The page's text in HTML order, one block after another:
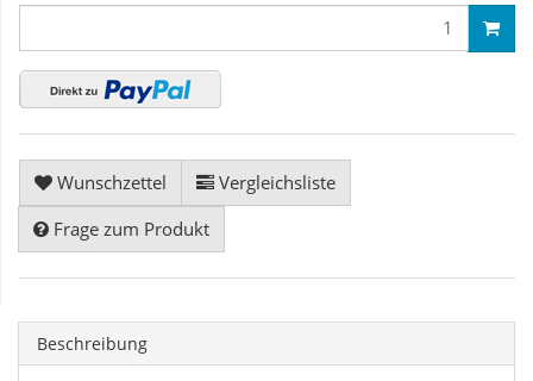
Wunschzettel
Vergleichsliste
Frage zum Produkt
Beschreibung